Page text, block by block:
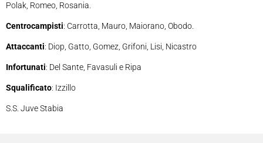
Polak, Romeo, Rosania.
Centrocampisti: Carrotta, Mauro, Maiorano, Obodo.
Attaccanti: Diop, Gatto, Gomez, Grifoni, Lisi, Nicastro
Infortunati: Del Sante, Favasuli e Ripa
Squalificato: Izzillo
S.S. Juve Stabia